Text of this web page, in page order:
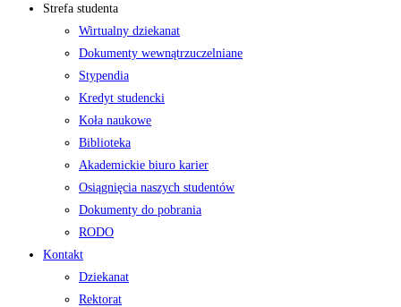
Strefa studenta
Wirtualny dziekanat
Dokumenty wewnątrzuczelniane
Stypendia
Kredyt studencki
Koła naukowe
Biblioteka
Akademickie biuro karier
Osiągnięcia naszych studentów
Dokumenty do pobrania
RODO
Kontakt
Dziekanat
Rektorat